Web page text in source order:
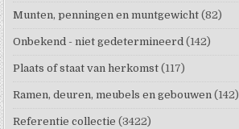
Munten, penningen en muntgewicht (82)
Onbekend - niet gedetermineerd (142)
Plaats of staat van herkomst (117)
Ramen, deuren, meubels en gebouwen (142)
Referentie collectie (3422)